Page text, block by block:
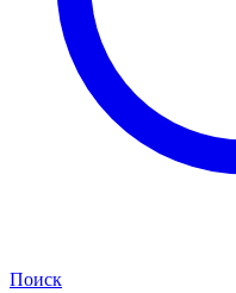
Поиск